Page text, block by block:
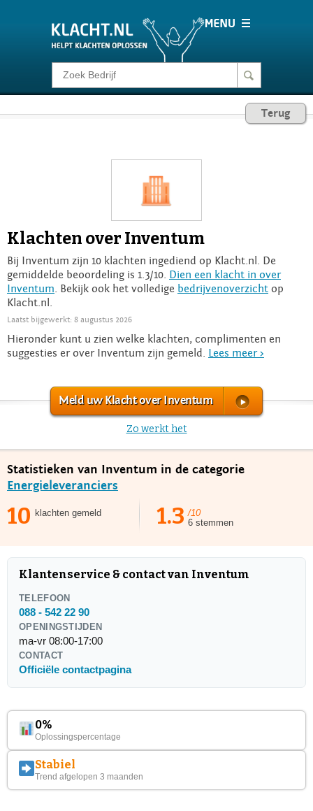
Klacht melden
Login
Terug
Klachten over Inventum
Bij Inventum zijn 10 klachten ingediend op Klacht.nl. De
gemiddelde beoordeling is 1.3/10. Dien een klacht in over
Inventum . Bekijk ook het volledige bedrijvenoverzicht op
Klacht.nl.
Laatst bijgewerkt: 8 augustus 2026
Hieronder kunt u zien welke klachten, complimenten en
suggesties er over Inventum zijn gemeld. Lees meer >
Meld uw Klacht over Inventum
Zo werkt het
Statistieken van Inventum in de categorie
Energieleveranciers
10 klachten gemeld 1.3 /10
6 stemmen
Klantenservice & contact van Inventum
TELEFOON
088 - 542 22 90
OPENINGSTIJDEN
ma-vr 08:00-17:00
CONTACT
Officiële contactpagina
0%
Oplossingspercentage
Stabiel
Trend afgelopen 3 maanden